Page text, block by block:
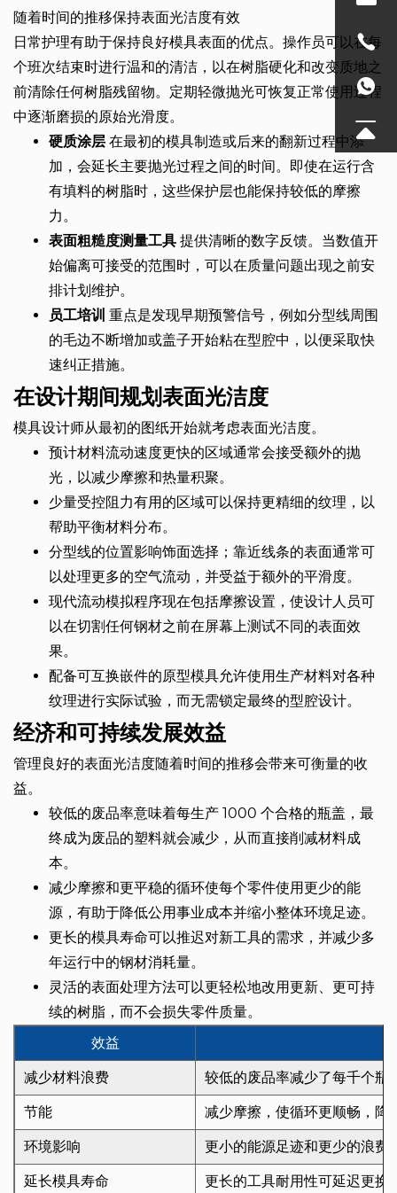
随着时间的推移保持表面光洁度有效
日常护理有助于保持良好模具表面的优点。操作员可以在每
个班次结束时进行温和的清洁，以在树脂硬化和改变质地之
前清除任何树脂残留物。定期轻微抛光可恢复正常使用过程
中逐渐磨损的原始光滑度。
硬质涂层 在最初的模具制造或后来的翻新过程中添
加，会延长主要抛光过程之间的时间。即使在运行含
有填料的树脂时，这些保护层也能保持较低的摩擦
力。
表面粗糙度测量工具 提供清晰的数字反馈。当数值开
始偏离可接受的范围时，可以在质量问题出现之前安
排计划维护。
员工培训 重点是发现早期预警信号，例如分型线周围
的毛边不断增加或盖子开始粘在型腔中，以便采取快
速纠正措施。
在设计期间规划表面光洁度
模具设计师从最初的图纸开始就考虑表面光洁度。
预计材料流动速度更快的区域通常会接受额外的抛
光，以减少摩擦和热量积聚。
少量受控阻力有用的区域可以保持更精细的纹理，以
帮助平衡材料分布。
分型线的位置影响饰面选择；靠近线条的表面通常可
以处理更多的空气流动，并受益于额外的平滑度。
现代流动模拟程序现在包括摩擦设置，使设计人员可
以在切割任何钢材之前在屏幕上测试不同的表面效
果。
配备可互换嵌件的原型模具允许使用生产材料对各种
纹理进行实际试验，而无需锁定最终的型腔设计。
经济和可持续发展效益
管理良好的表面光洁度随着时间的推移会带来可衡量的收
益。
较低的废品率意味着每生产 1000 个合格的瓶盖，最
终成为废品的塑料就会减少，从而直接削减材料成
本。
减少摩擦和更平稳的循环使每个零件使用更少的能
源，有助于降低公用事业成本并缩小整体环境足迹。
更长的模具寿命可以推迟对新工具的需求，并减少多
年运行中的钢材消耗量。
灵活的表面处理方法可以更轻松地改用更新、更可持
续的树脂，而不会损失零件质量。
效益
减少材料浪费 较低的废品率减少了每千个瓶
节能 减少摩擦，使循环更顺畅，降
环境影响 更小的能源足迹和更少的浪费
延长模具寿命 更长的工具耐用性可延迟更换